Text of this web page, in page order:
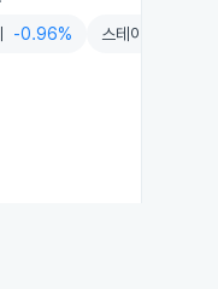
-0.96% 스테이블코인